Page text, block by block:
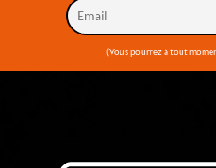
(Vous pourrez à tout